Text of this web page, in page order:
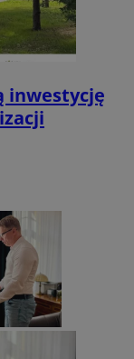
inwestycję